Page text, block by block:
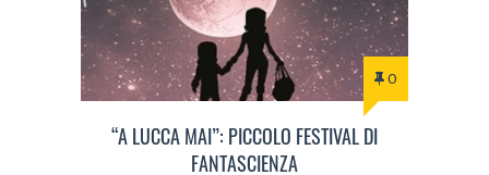
0
“A LUCCA MAI”: PICCOLO FESTIVAL DI
FANTASCIENZA